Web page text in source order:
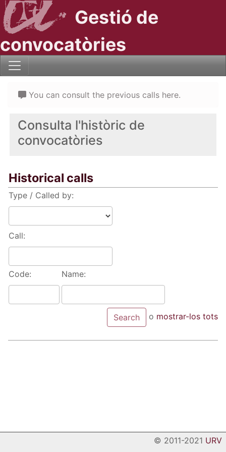
Gestió de
convocatòries
Consulta l'històric de
convocatòries
Historical calls
Type / Called by:
Call:
Code: Name:
o mostrar-los tots
You can consult the previous calls here.
© 2011-2021 URV